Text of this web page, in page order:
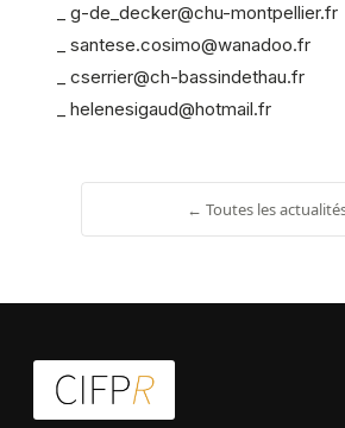
_ g-de_decker@chu-montpellier.fr
_ santese.cosimo@wanadoo.fr
_ cserrier@ch-bassindethau.fr
_ helenesigaud@hotmail.fr
← Toutes les